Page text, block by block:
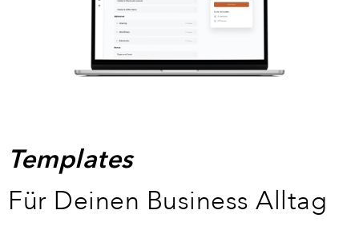
Templates
Für Deinen Business Alltag